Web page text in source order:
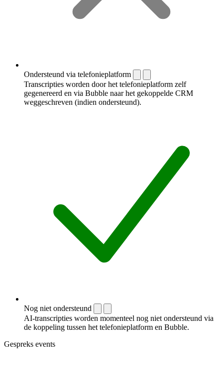
Ondersteund via telefonieplatform
Transcripties worden door het telefonieplatform zelf
gegenereerd en via Bubble naar het gekoppelde CRM
weggeschreven (indien ondersteund).
Nog niet ondersteund
AI-transcripties worden momenteel nog niet ondersteund via
de koppeling tussen het telefonieplatform en Bubble.
Gespreks events